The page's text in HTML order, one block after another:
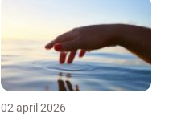
02 april 2026